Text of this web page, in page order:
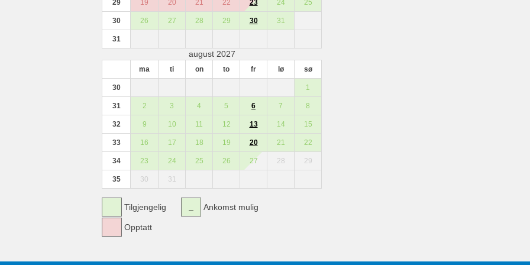
29 19 20 21 22 23 24 25
30 26 27 28 29 30 31
31
august 2027
ma ti on to fr lø sø
30 1
31 2 3 4 5 6 7 8
32 9 10 11 12 13 14 15
33 16 17 18 19 20 21 22
34 23 24 25 26 27 28 29
35 30 31
Tilgjengelig
Opptatt
Ankomst mulig